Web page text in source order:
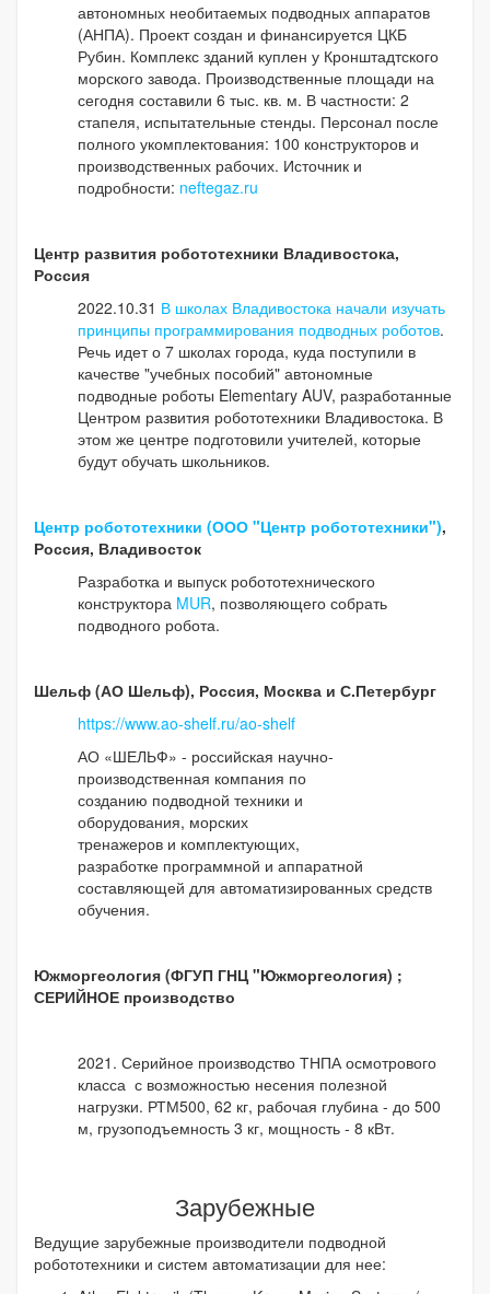
автономных необитаемых подводных аппаратов
(АНПА). Проект создан и финансируется ЦКБ
Рубин. Комплекс зданий куплен у Кронштадтского
морского завода. Производственные площади на
сегодня составили 6 тыс. кв. м. В частности: 2
стапеля, испытательные стенды. Персонал после
полного укомплектования: 100 конструкторов и
производственных рабочих. Источник и
подробности: neftegaz.ru
Центр развития робототехники Владивостока,
Россия
2022.10.31 В школах Владивостока начали изучать
принципы программирования подводных роботов.
Речь идет о 7 школах города, куда поступили в
качестве "учебных пособий" автономные
подводные роботы Elementary AUV, разработанные
Центром развития робототехники Владивостока. В
этом же центре подготовили учителей, которые
будут обучать школьников.
Центр робототехники (ООО "Центр робототехники"),
Россия, Владивосток
Разработка и выпуск робототехнического
конструктора MUR, позволяющего собрать
подводного робота.
Шельф (АО Шельф), Россия, Москва и С.Петербург
https://www.ao-shelf.ru/ao-shelf
АО «ШЕЛЬФ» - российская научно-
производственная компания по
созданию подводной техники и
оборудования, морских
тренажеров и комплектующих,
разработке программной и аппаратной
составляющей для автоматизированных средств
обучения.
Южморгеология (ФГУП ГНЦ "Южморгеология) ;
СЕРИЙНОЕ производство
2021. Серийное производство ТНПА осмотрового
класса с возможностью несения полезной
нагрузки. РТМ500, 62 кг, рабочая глубина - до 500
м, грузоподъемность 3 кг, мощность - 8 кВт.
Зарубежные
Ведущие зарубежные производители подводной
робототехники и систем автоматизации для нее: